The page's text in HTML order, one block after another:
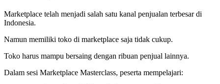
Marketplace telah menjadi salah satu kanal penjualan terbesar di
Indonesia.
Namun memiliki toko di marketplace saja tidak cukup.
Toko harus mampu bersaing dengan ribuan penjual lainnya.
Dalam sesi Marketplace Masterclass, peserta mempelajari: